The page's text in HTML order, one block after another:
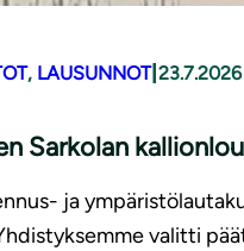
, LAUSUNNOT| 23.7.2026
Sarkolan
ja
valitti